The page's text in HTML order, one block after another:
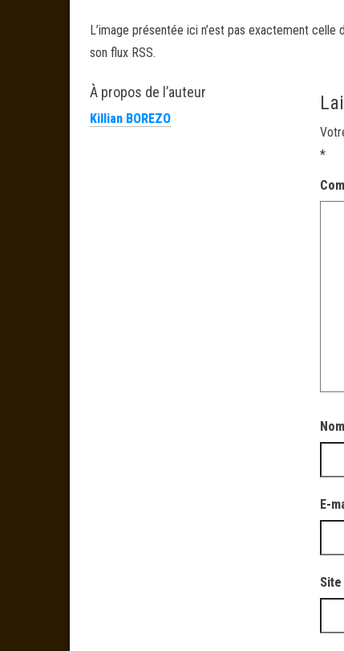
L’image présentée ici n’est pas exactement
son flux RSS.
À propos de l’auteur
Killian BOREZO
*
E-